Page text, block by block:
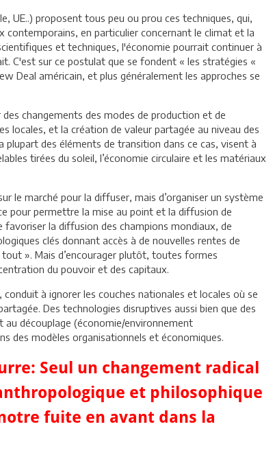
UE..) proposent tous peu ou prou ces techniques, qui,
en particulier concernant le climat et la
et techniques, l'économie pourrait continuer à
C'est sur ce postulat que se fondent « les stratégies «
Deal américain, et plus généralement les approches se
changements des modes de production et de
locales, et la création de valeur partagée au niveau des
des éléments de transition dans ce cas, visent à
tirées du soleil, l’économie circulaire et les matériaux
le marché pour la diffuser, mais d’organiser un système
pour permettre la mise au point et la diffusion de
favoriser la diffusion des champions mondiaux, de
clés donnant accès à de nouvelles rentes de
». Mais d’encourager plutôt, toutes formes
du pouvoir et des capitaux.
à ignorer les couches nationales et locales où se
Des technologies disruptives aussi bien que des
découplage (économie/environnement
des modèles organisationnels et économiques.
Seul un changement radical
et philosophique
fuite en avant dans la